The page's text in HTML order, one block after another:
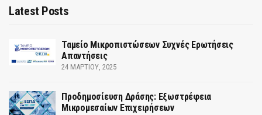
Latest Posts
Ταμείο Μικροπιστώσεων Συχνές Ερωτήσεις
Απαντήσεις
24 ΜΑΡΤΊΟΥ, 2025
Προδημοσίευση Δράσης: Εξωστρέφεια
Μικρομεσαίων Επιχειρήσεων